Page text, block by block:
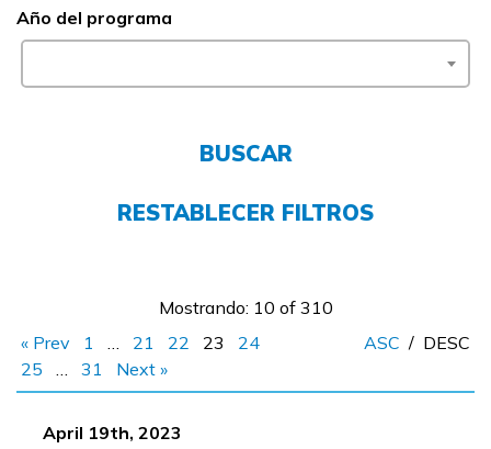
FAQs
Año del programa
BUSCAR
RESTABLECER FILTROS
Mostrando: 10 of 310
« Prev
1 … 21 22 23
24
25
… 31 Next »
ASC / DESC
April 19th, 2023